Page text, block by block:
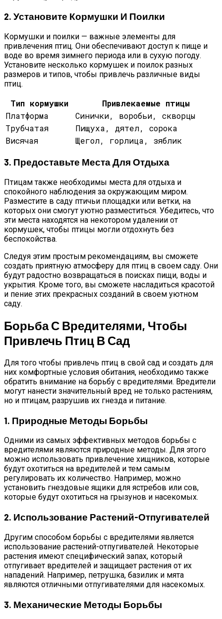
2. Установите Кормушки И Поилки
Кормушки и поилки — важные элементы для
привлечения птиц. Они обеспечивают доступ к пище и
воде во время зимнего периода или в сухую погоду.
Установите несколько кормушек и поилок разных
размеров и типов, чтобы привлечь различные виды
птиц.
Тип кормушки
Привлекаемые птицы
Платформа
Синички, воробьи, скворцы
Трубчатая
Пищуха, дятел, сорока
Висячая
Щегол, горлица, зяблик
3. Предоставьте Места Для Отдыха
Птицам также необходимы места для отдыха и
спокойного наблюдения за окружающим миром.
Разместите в саду птичьи площадки или ветки, на
которых они смогут уютно разместиться. Убедитесь, что
эти места находятся на некотором удалении от
кормушек, чтобы птицы могли отдохнуть без
беспокойства.
Следуя этим простым рекомендациям, вы сможете
создать приятную атмосферу для птиц в своем саду. Они
будут радостно возвращаться в поисках пищи, воды и
укрытия. Кроме того, вы сможете насладиться красотой
и пение этих прекрасных созданий в своем уютном
саду.
Борьба С Вредителями, Чтобы
Привлечь Птиц В Сад
Для того чтобы привлечь птиц в свой сад и создать для
них комфортные условия обитания, необходимо также
обратить внимание на борьбу с вредителями. Вредители
могут нанести значительный вред не только растениям,
но и птицам, разрушив их гнезда и питание.
1. Природные Методы Борьбы
Одними из самых эффективных методов борьбы с
вредителями являются природные методы. Для этого
можно использовать привлечение хищников, которые
будут охотиться на вредителей и тем самым
регулировать их количество. Например, можно
установить гнездовые ящики для ястребов или сов,
которые будут охотиться на грызунов и насекомых.
2. Использование Растений-Отпугивателей
Другим способом борьбы с вредителями является
использование растений-отпугивателей. Некоторые
растения имеют специфический запах, который
отпугивает вредителей и защищает растения от их
нападений. Например, петрушка, базилик и мята
являются отличными отпугивателями для насекомых.
3. Механические Методы Борьбы